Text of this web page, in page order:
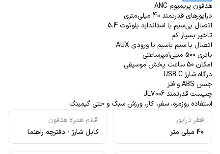
قطر درایور
40 میلی متر
اقلام همراه هدفون
کابل شارژ - دفترچه راهنما
هدفون پریمیوم ANC
درایورهای قدرتمند 40 میلی‌متری
اتصال بی‌سیم با استاندارد بلوتوث 5.4
تاخیر بسیار کم
اتصال با سیم باسیم با ورودی AUX
باتری 500 میلی‌آمپرساعتی
امکان 50 ساعت پخش موسیقی
درگاه شارژ USB C
جنس ABS و فلز
چیپست قدرتمند JL7006
استفاده روزمره، سفر، کار، ورزش سبک و حتی گیمینگ